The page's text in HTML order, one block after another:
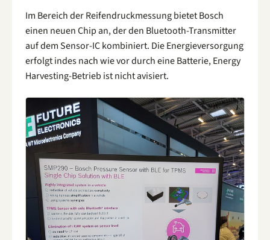
Im Bereich der Reifendruckmessung bietet Bosch
einen neuen Chip an, der den Bluetooth-Transmitter
auf dem Sensor-IC kombiniert. Die Energieversorgung
erfolgt indes nach wie vor durch eine Batterie, Energy
Harvesting-Betrieb ist nicht avisiert.